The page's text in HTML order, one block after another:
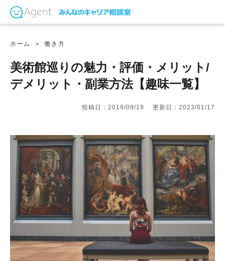
ホーム 働き方
美術館巡りの魅力・評価・メリット/
デメリット・副業方法【趣味一覧】
投稿日：2019/09/19 更新日：2023/01/17